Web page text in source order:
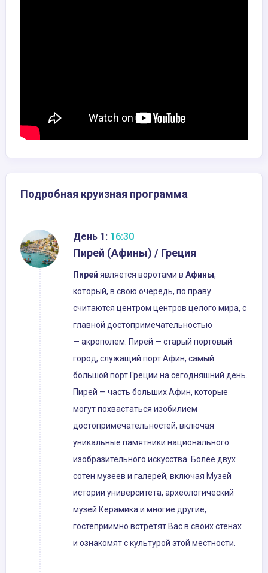
Подробная круизная программа
День 1: 16:30
Пирей (Афины) / Греция
Пирей является воротами в Афины,
который, в свою очередь, по праву
считаются центром центров целого мира, с
главной достопримечательностью
— акрополем. Пирей — старый портовый
город, служащий порт Афин, самый
большой порт Греции на сегодняшний день.
Пирей — часть больших Афин, которые
могут похвастаться изобилием
достопримечательностей, включая
уникальные памятники национального
изобразительного искусства. Более двух
сотен музеев и галерей, включая Музей
истории университета, археологический
музей Керамика и многие другие,
гостеприимно встретят Вас в своих стенах
и ознакомят с культурой этой местности.